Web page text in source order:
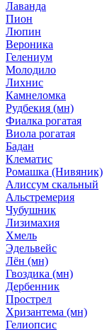
Лаванда
Пион
Люпин
Вероника
Гелениум
Молодило
Лихнис
Камнеломка
Рудбекия (мн)
Фиалка рогатая
Виола рогатая
Бадан
Клематис
Ромашка (Нивяник)
Алиссум скальный
Альстремерия
Чубушник
Лизимахия
Хмель
Эдельвейс
Лён (мн)
Гвоздика (мн)
Дербенник
Прострел
Хризантема (мн)
Гелиопсис